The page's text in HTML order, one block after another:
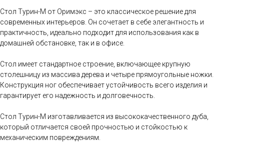
Стол Турин-М от Оримэкс – это классическое решение для
современных интерьеров. Он сочетает в себе элегантность и
практичность, идеально подходит для использования как в
домашней обстановке, так и в офисе.
Стол имеет стандартное строение, включающее крупную
столешницу из массива дерева и четыре прямоугольные ножки.
Конструкция ног обеспечивает устойчивость всего изделия и
гарантирует его надежность и долговечность.
Стол Турин-М изготавливается из высококачественного дуба,
который отличается своей прочностью и стойкостью к
механическим повреждениям.